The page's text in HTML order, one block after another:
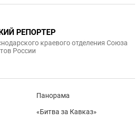
РЕПОРТЕР
краевого отделения Союза
России
Панорама
«Битва за Кавказ»